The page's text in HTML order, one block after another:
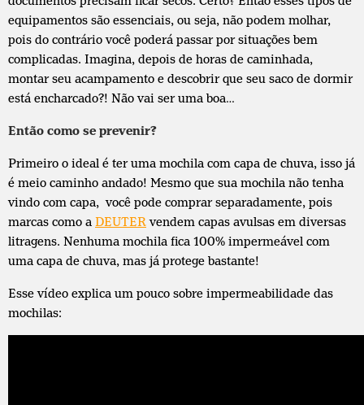
equipamentos são essenciais, ou seja, não podem molhar,
pois do contrário você poderá passar por situações bem
complicadas. Imagina, depois de horas de caminhada,
montar seu acampamento e descobrir que seu saco de dormir
está encharcado?! Não vai ser uma boa…
Então como se prevenir?
Primeiro o ideal é ter uma mochila com capa de chuva, isso já
é meio caminho andado! Mesmo que sua mochila não tenha
vindo com capa, você pode comprar separadamente, pois
marcas como a DEUTERvendem capas avulsas em diversas
litragens. Nenhuma mochila fica 100% impermeável com
uma capa de chuva, mas já protege bastante!
Esse vídeo explica um pouco sobre impermeabilidade das
mochilas: